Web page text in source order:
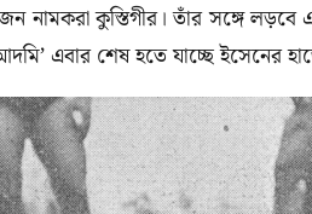
নামকরা কুস্তিগীর। তাঁর সঙ্গে
এবার শেষ হতে যাচ্ছে ইসেনের